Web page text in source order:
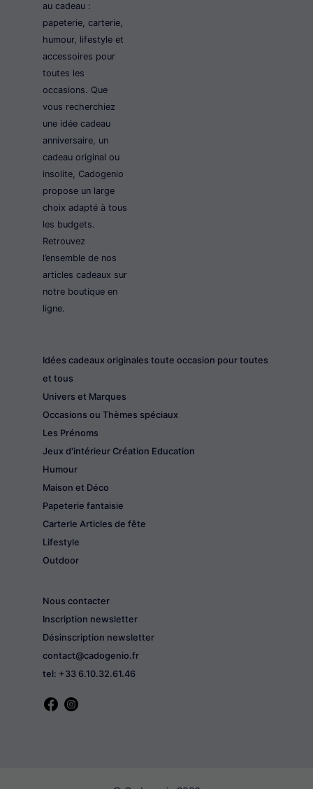
au cadeau :
papeterie, carterie,
humour, lifestyle et
accessoires pour
toutes les
occasions. Que
vous recherchiez
une idée cadeau
anniversaire, un
cadeau original ou
insolite, Cadogenio
propose un large
choix adapté à tous
les budgets.
Retrouvez
l’ensemble de nos
articles cadeaux sur
notre boutique en
ligne.
Idées cadeaux originales toute occasion pour toutes
et tous
Univers et Marques
Occasions ou Thèmes spéciaux
Les Prénoms
Jeux d'intérieur Création Education
Humour
Maison et Déco
Papeterie fantaisie
CarterIe Articles de fête
Lifestyle
Outdoor
Nous contacter
Inscription newsletter
Désinscription newsletter
contact@cadogenio.fr
tel: +33 6.10.32.61.46